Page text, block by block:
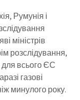
Румунія і
міністрів
розслідування,
для всього ЄС
газові
минулого року.